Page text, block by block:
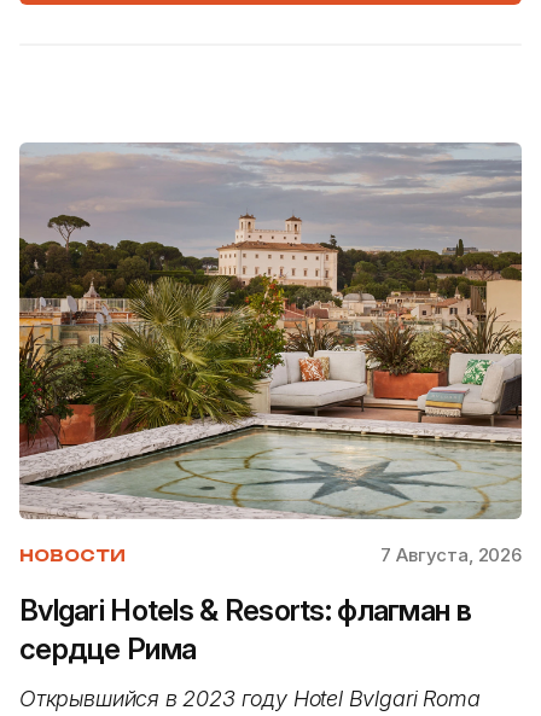
НОВОСТИ 7 Августа, 2026
Bvlgari Hotels & Resorts: флагман в
сердце Рима
Открывшийся в 2023 году Hotel Bvlgari Roma